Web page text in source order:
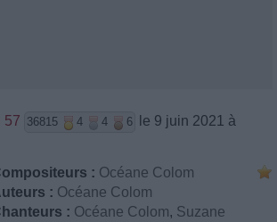
57 36815 4 4 6
le 9 juin 2021 à
: Océane Colom
: Océane Colom
: Océane Colom, Suzane